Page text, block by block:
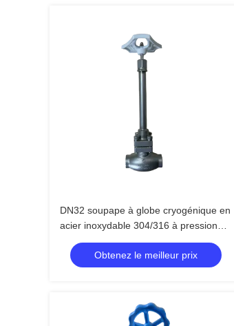
DN32 soupape à globe cryogénique en
acier inoxydable 304/316 à pression
maximale de 5,0 Mpa et à température
comprise entre -196 °C et +80 °C
Obtenez le meilleur prix